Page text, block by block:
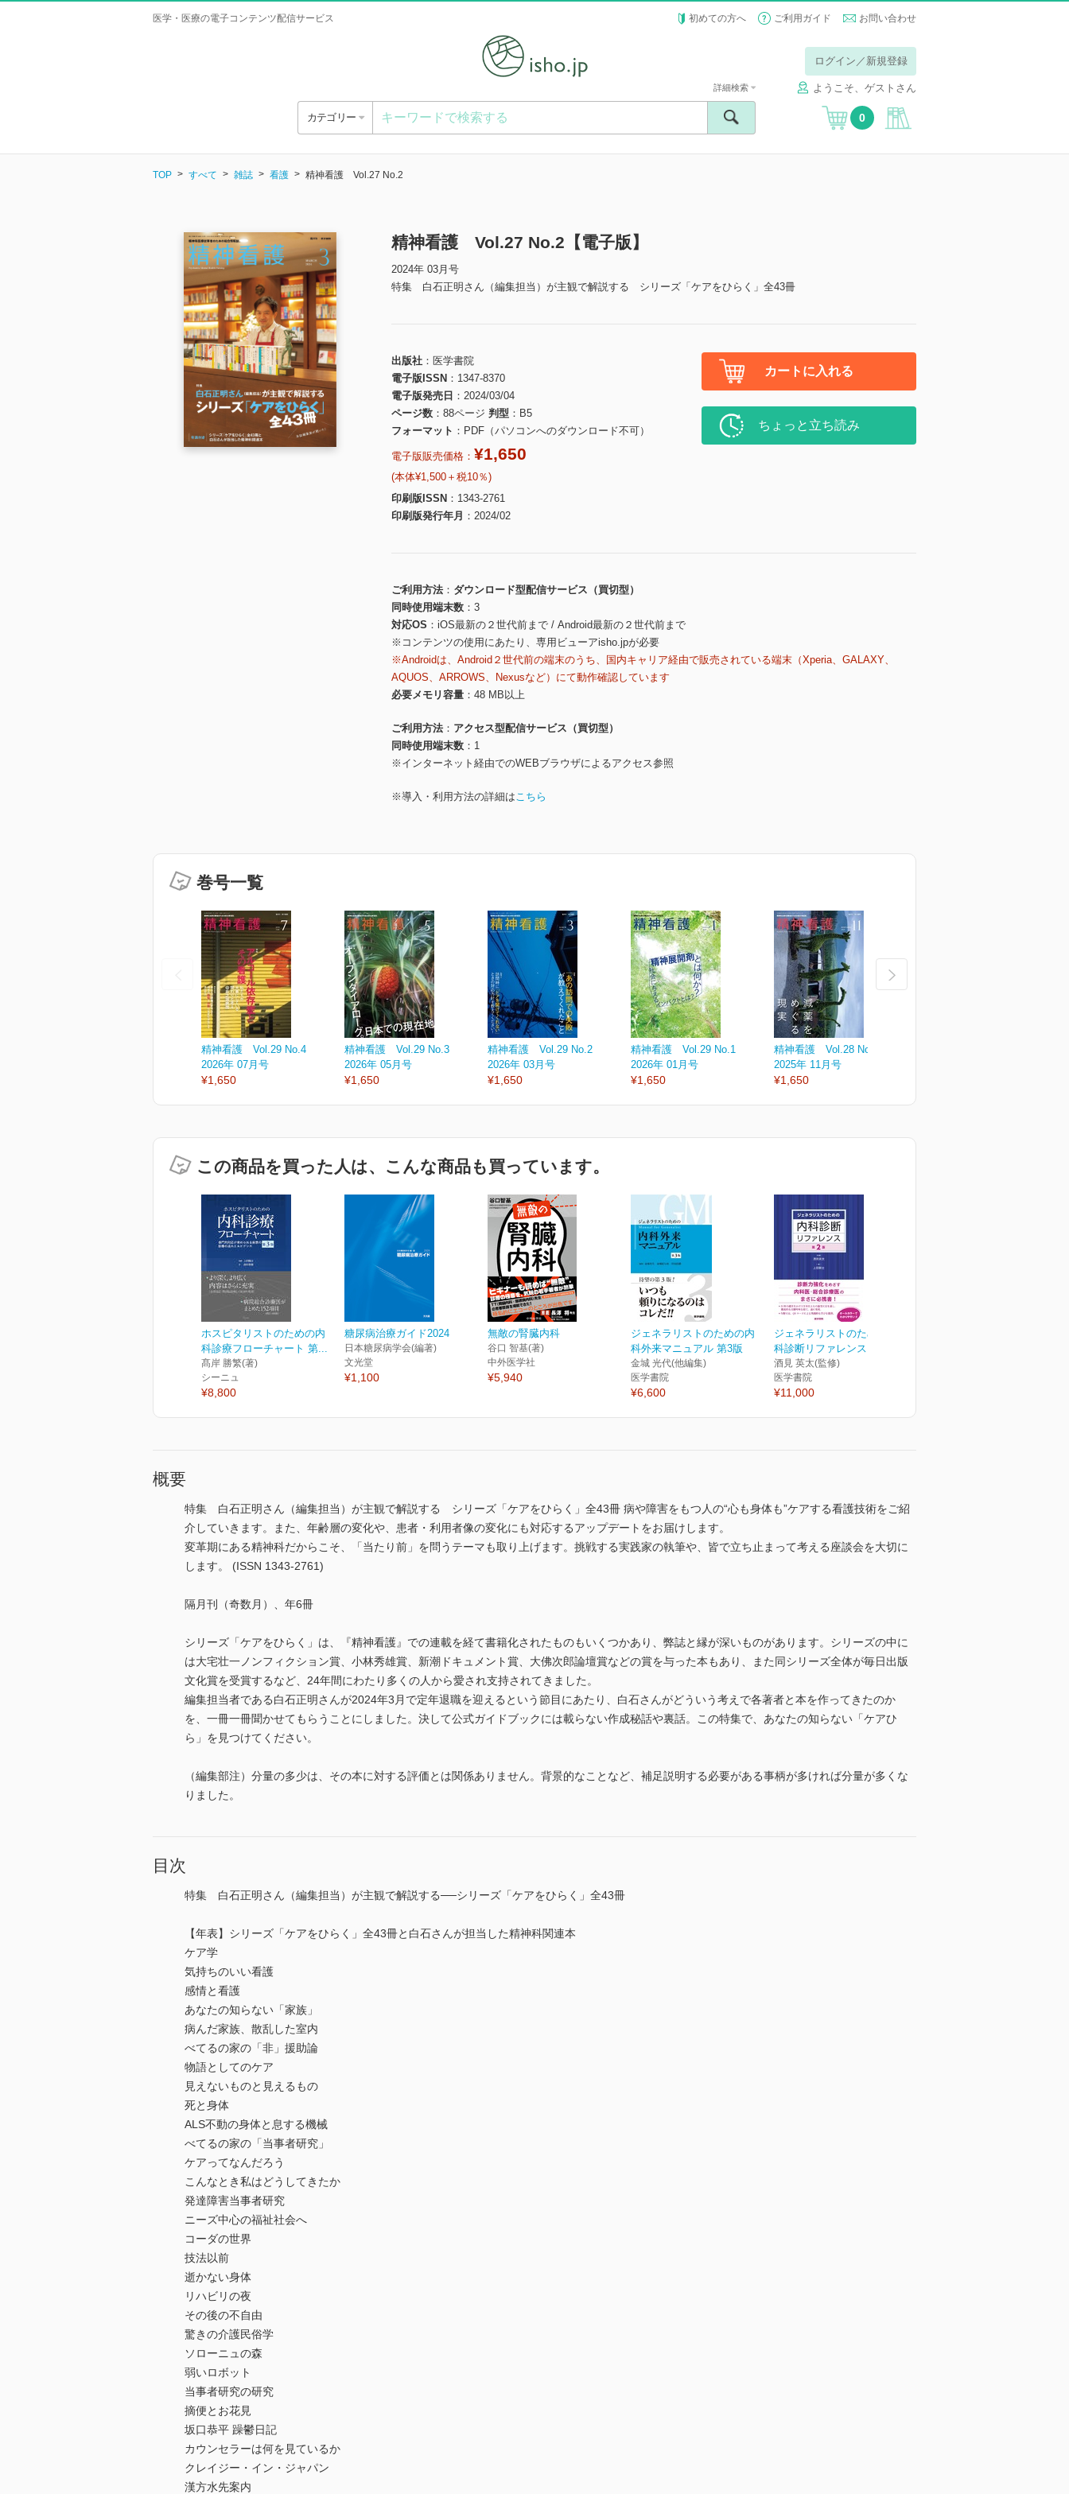
医学・医療の電子コンテンツ配信サービス 初めての方へ ご利用ガイド お問い合わせ
ログイン／新規登録
ようこそ、ゲストさん
カテゴリー
詳細検索
0
TOP すべて 雑誌 看護 精神看護 Vol.27 No.2
精神看護 Vol.27 No.2【電子版】
2024年 03月号
特集 白石正明さん（編集担当）が主観で解説する シリーズ「ケアをひらく」全43冊
出版社
医学書院
電子版ISSN
1347-8370
電子版発売日
2024/03/04
ページ数
88ページ 判型
B5
フォーマット
PDF（パソコンへのダウンロード不可）
電子版販売価格： ¥1,650
(本体¥1,500＋税10％)
印刷版ISSN
1343-2761
印刷版発行年月
2024/02
カートに入れる
ちょっと立ち読み
ご利用方法
ダウンロード型配信サービス（買切型）
同時使用端末数
3
対応OS
iOS最新の２世代前まで / Android最新の２世代前まで
※コンテンツの使用にあたり、専用ビューアisho.jpが必要
※Androidは、Android２世代前の端末のうち、国内キャリア経由で販売されている端末（Xperia、GALAXY、
AQUOS、ARROWS、Nexusなど）にて動作確認しています
必要メモリ容量
48 MB以上
ご利用方法
アクセス型配信サービス（買切型）
同時使用端末数
1
※インターネット経由でのWEBブラウザによるアクセス参照
※導入・利用方法の詳細はこちら
巻号一覧
精神看護 Vol.29 No.4
2026年 07月号
¥1,650
精神看護 Vol.29 No.3
2026年 05月号
¥1,650
精神看護 Vol.29 No.2
2026年 03月号
¥1,650
精神看護 Vol.29 No.1
2026年 01月号
¥1,650
精神看護 Vol.28 No.6
2025年 11月号
¥1,650
この商品を買った人は、こんな商品も買っています。
ホスピタリストのための内
科診療フローチャート 第...
髙岸 勝繁(著)
シーニュ
¥8,800
糖尿病治療ガイド2024
日本糖尿病学会(編著)
文光堂
¥1,100
無敵の腎臓内科
谷口 智基(著)
中外医学社
¥5,940
ジェネラリストのための内
科外来マニュアル 第3版
金城 光代(他編集)
医学書院
¥6,600
ジェネラリストのための内
科診断リファレンス 第2版
酒見 英太(監修)
医学書院
¥11,000
概要
特集 白石正明さん（編集担当）が主観で解説する シリーズ「ケアをひらく」全43冊 病や障害をもつ人の“心も身体も”ケアする看護技術をご紹
介していきます。また、年齢層の変化や、患者・利用者像の変化にも対応するアップデートをお届けします。
変革期にある精神科だからこそ、「当たり前」を問うテーマも取り上げます。挑戦する実践家の執筆や、皆で立ち止まって考える座談会を大切に
します。 (ISSN 1343-2761)
隔月刊（奇数月）、年6冊
シリーズ「ケアをひらく」は、『精神看護』での連載を経て書籍化されたものもいくつかあり、弊誌と縁が深いものがあります。シリーズの中に
は大宅壮一ノンフィクション賞、小林秀雄賞、新潮ドキュメント賞、大佛次郎論壇賞などの賞を与った本もあり、また同シリーズ全体が毎日出版
文化賞を受賞するなど、24年間にわたり多くの人から愛され支持されてきました。
編集担当者である白石正明さんが2024年3月で定年退職を迎えるという節目にあたり、白石さんがどういう考えで各著者と本を作ってきたのか
を、一冊一冊聞かせてもらうことにしました。決して公式ガイドブックには載らない作成秘話や裏話。この特集で、あなたの知らない「ケアひ
ら」を見つけてください。
（編集部注）分量の多少は、その本に対する評価とは関係ありません。背景的なことなど、補足説明する必要がある事柄が多ければ分量が多くな
りました。
目次
特集 白石正明さん（編集担当）が主観で解説する──シリーズ「ケアをひらく」全43冊
【年表】シリーズ「ケアをひらく」全43冊と白石さんが担当した精神科関連本
ケア学
気持ちのいい看護
感情と看護
あなたの知らない「家族」
病んだ家族、散乱した室内
べてるの家の「非」援助論
物語としてのケア
見えないものと見えるもの
死と身体
ALS不動の身体と息する機械
べてるの家の「当事者研究」
ケアってなんだろう
こんなとき私はどうしてきたか
発達障害当事者研究
ニーズ中心の福祉社会へ
コーダの世界
技法以前
逝かない身体
リハビリの夜
その後の不自由
驚きの介護民俗学
ソローニュの森
弱いロボット
当事者研究の研究
摘便とお花見
坂口恭平 躁鬱日記
カウンセラーは何を見ているか
クレイジー・イン・ジャパン
漢方水先案内